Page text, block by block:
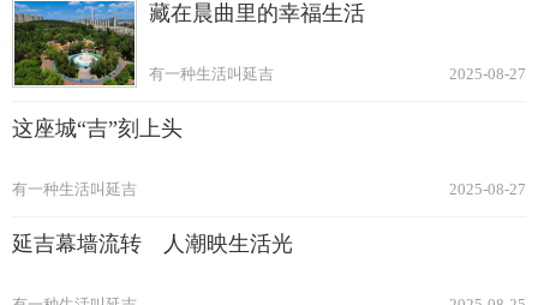
藏在晨曲里的幸福生活
2025-08-27
有一种生活叫延吉
这座城“吉”刻上头
2025-08-27
有一种生活叫延吉
延吉幕墙流转 人潮映生活光